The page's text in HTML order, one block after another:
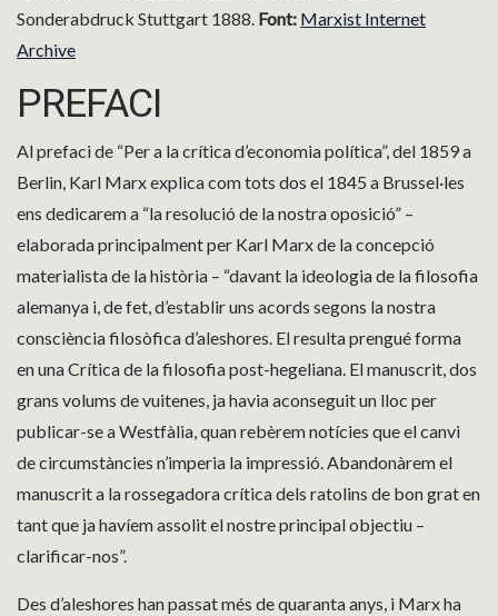
Sonderabdruck Stuttgart 1888. Font: Marxist Internet
Archive
PREFACI
Al prefaci de “Per a la crítica d’economia política”, del 1859 a
Berlin, Karl Marx explica com tots dos el 1845 a Brussel·les
ens dedicarem a “la resolució de la nostra oposició” –
elaborada principalment per Karl Marx de la concepció
materialista de la història – “davant la ideologia de la filosofia
alemanya i, de fet, d’establir uns acords segons la nostra
consciència filosòfica d’aleshores. El resulta prengué forma
en una Crítica de la filosofia post-hegeliana. El manuscrit, dos
grans volums de vuitenes, ja havia aconseguit un lloc per
publicar-se a Westfàlia, quan rebèrem notícies que el canvi
de circumstàncies n’imperia la impressió. Abandonàrem el
manuscrit a la rossegadora crítica dels ratolins de bon grat en
tant que ja havíem assolit el nostre principal objectiu –
clarificar-nos”.
Des d’aleshores han passat més de quaranta anys, i Marx ha